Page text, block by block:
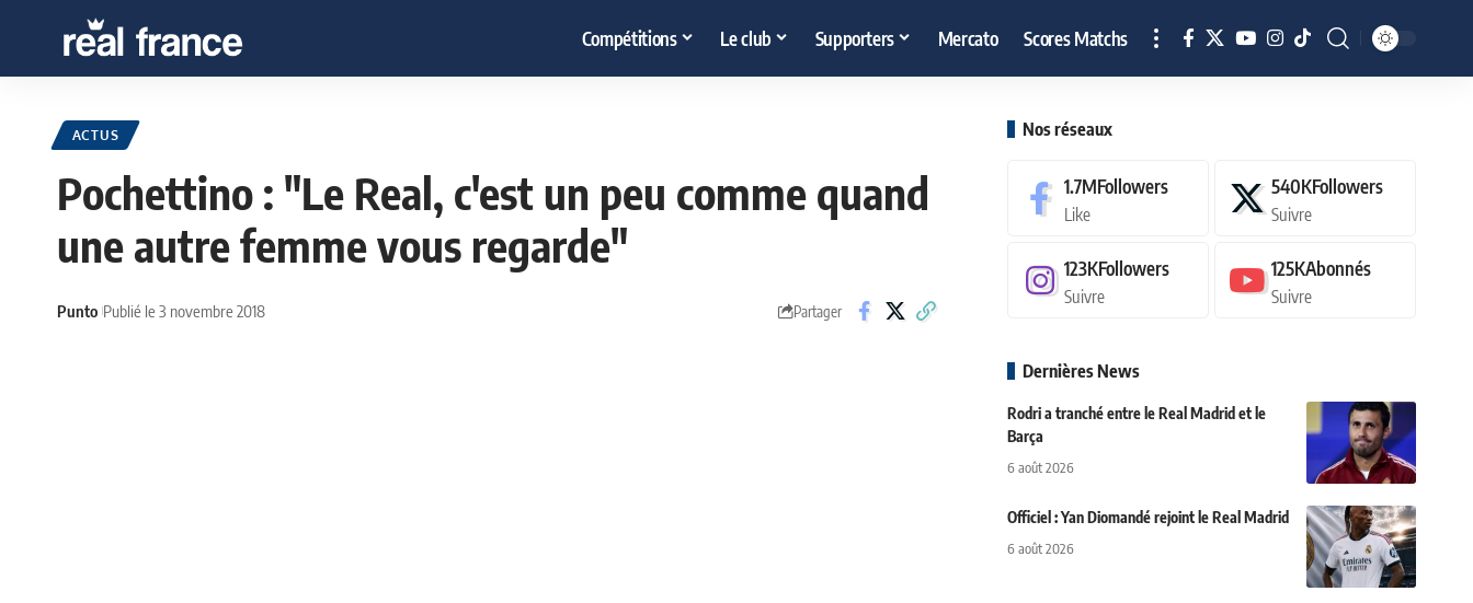
Compétitions Le club Supporters Mercato Scores Matchs
ACTUS
Pochettino : "Le Real, c'est un peu comme quand
une autre femme vous regarde"
Punto Publié le 3 novembre 2018 Partager
Nos réseaux
1.7MFollowers
Like
540KFollowers
Suivre
123KFollowers
Suivre
125KAbonnés
Suivre
Dernières News
Rodri a tranché entre le Real Madrid et le
Barça
6 août 2026
Officiel : Yan Diomandé rejoint le Real Madrid
6 août 2026